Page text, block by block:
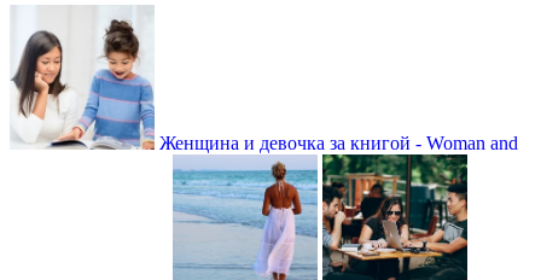
Женщина и девочка за книгой - Woman and